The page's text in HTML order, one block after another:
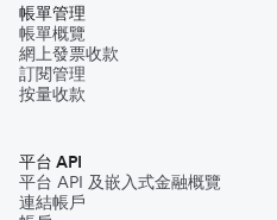
帳單管理
帳單概覽
網上發票收款
訂閱管理
按量收款
平台 API
平台 API 及嵌入式金融概覽
連結帳戶